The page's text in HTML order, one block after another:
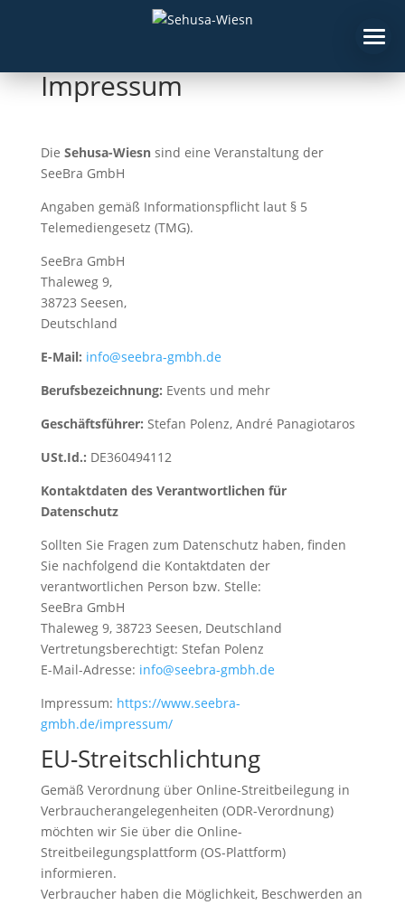
Impressum
Die Sehusa-Wiesnsind eine Veranstaltung der
SeeBra GmbH
Angaben gemäß Informationspflicht laut § 5
Telemediengesetz (TMG).
SeeBra GmbH
Thaleweg 9,
38723 Seesen,
Deutschland
E-Mail: info@seebra-gmbh.de
Berufsbezeichnung: Events und mehr
Geschäftsführer: Stefan Polenz, André Panagiotaros
USt.Id.: DE360494112
Kontaktdaten des Verantwortlichen für
Datenschutz
Sollten Sie Fragen zum Datenschutz haben, finden
Sie nachfolgend die Kontaktdaten der
verantwortlichen Person bzw. Stelle:
SeeBra GmbH
Thaleweg 9, 38723 Seesen, Deutschland
Vertretungsberechtigt: Stefan Polenz
E-Mail-Adresse: info@seebra-gmbh.de
Impressum: https://www.seebra-
gmbh.de/impressum/
EU-Streitschlichtung
Gemäß Verordnung über Online-Streitbeilegung in
Verbraucherangelegenheiten (ODR-Verordnung)
möchten wir Sie über die Online-
Streitbeilegungsplattform (OS-Plattform)
informieren.
Verbraucher haben die Möglichkeit, Beschwerden an